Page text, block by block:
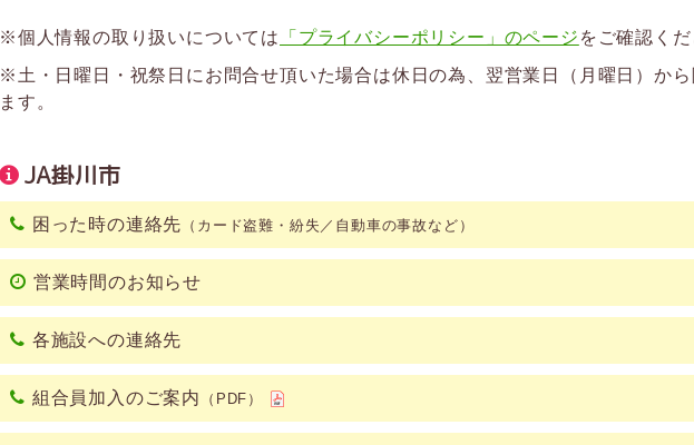
※個人情報の取り扱いについては 「プライバシーポリシー」のページ をご確認くだ
※土・日曜日・祝祭日にお問合せ頂いた場合は休日の為、翌営業日（月曜日）か
ます。
JA掛川市
困った時の連絡先 （カード盗難・紛失／自動車の事故など）
営業時間のお知らせ
各施設への連絡先
組合員加入のご案内 （PDF）